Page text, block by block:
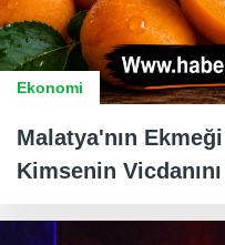
Ekonomi
Malatya'nın
Kimsenin